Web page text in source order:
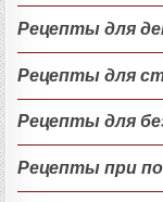
Рецепты для
Рецепты для
Рецепты для
Рецепты при